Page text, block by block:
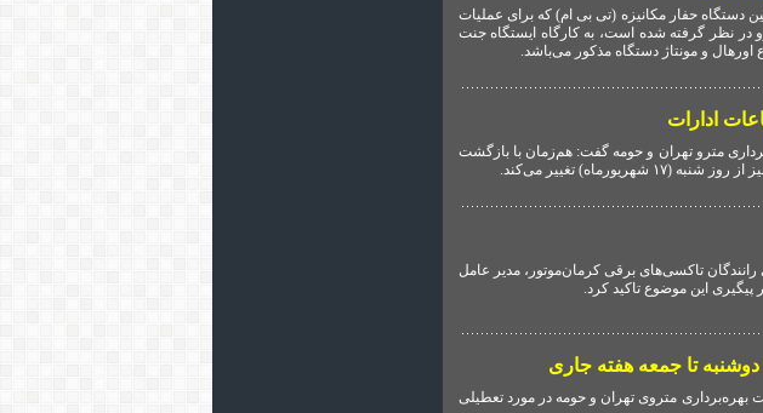
حفار مکانیزه (تی بی ام) که برای عملیات
بخش حدفاصل جنت آباد تا نمایشگاه بین المللی تهران از خط ۱۰ مترو در نظر گرفته شده است، به کارگاه ایستگاه جنت
اورهال و مونتاژ دستگاه مذکور می‌باشد.
ادارات
مترو تهران و حومه گفت: هم‌زمان با بازگشت
تغییر می‌کند.
تاکسی‌های برقی کرمان‌موتور، مدیر عامل
این موضوع تاکید کرد.
تا جمعه هفته جاری
متروی تهران و حومه در مورد تعطیلی